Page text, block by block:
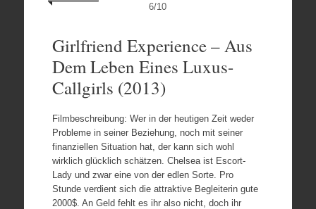
6/10
Girlfriend Experience – Aus
Dem Leben Eines Luxus-
Callgirls (2013)
Filmbeschreibung: Wer in der heutigen Zeit weder
Probleme in seiner Beziehung, noch mit seiner
finanziellen Situation hat, der kann sich wohl
wirklich glücklich schätzen. Chelsea ist Escort-
Lady und zwar eine von der edlen Sorte. Pro
Stunde verdient sich die attraktive Begleiterin gute
2000$. An Geld fehlt es ihr also nicht, doch ihr